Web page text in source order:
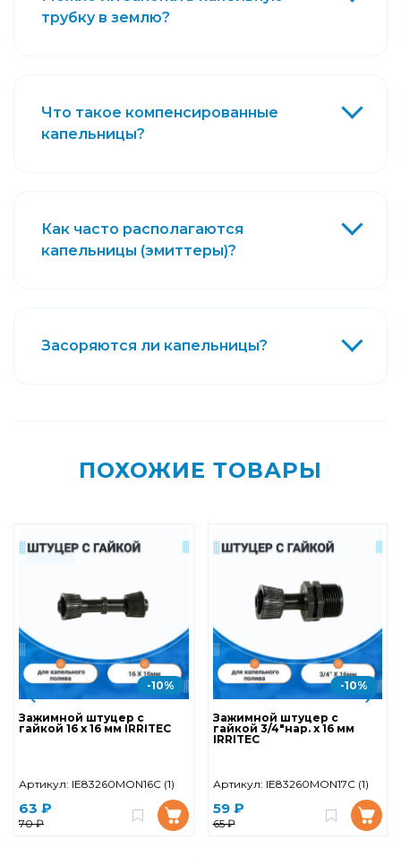
трубку в землю?
Что такое компенсированные
капельницы?
Как часто располагаются
капельницы (эмиттеры)?
Засоряются ли капельницы?
ПОХОЖИЕ ТОВАРЫ
-10%
Зажимной штуцер с
гайкой 16 х 16 мм IRRITEC
Артикул: IE83260MON16C (1)
63 ₽
70 ₽
-10%
Зажимной штуцер с
гайкой 3/4"нар. х 16 мм
IRRITEC
Артикул: IE83260MON17C (1)
59 ₽
65 ₽